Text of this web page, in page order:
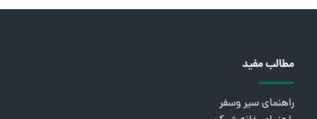
مطالب مفید
راهنمای سیر وسفر